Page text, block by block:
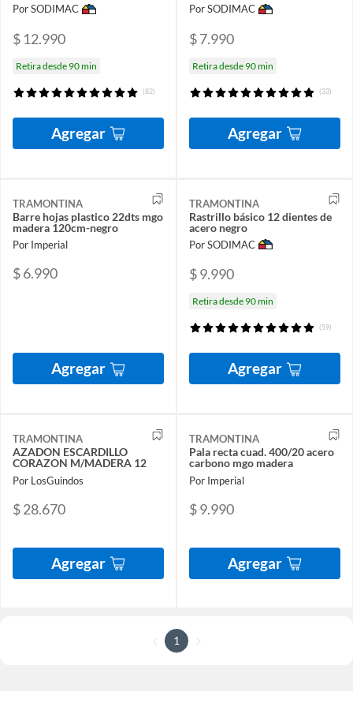
Por SODIMAC
$ 12.990
Retira desde 90 min
(82)
Agregar
Por SODIMAC
$ 7.990
Retira desde 90 min
(33)
Agregar
TRAMONTINA
Barre hojas plastico 22dts mgo
madera 120cm-negro
Por Imperial
$ 6.990
Agregar
TRAMONTINA
Rastrillo básico 12 dientes de
acero negro
Por SODIMAC
$ 9.990
Retira desde 90 min
(59)
Agregar
TRAMONTINA
AZADON ESCARDILLO
CORAZON M/MADERA 12
Por LosGuindos
$ 28.670
Agregar
TRAMONTINA
Pala recta cuad. 400/20 acero
carbono mgo madera
Por Imperial
$ 9.990
Agregar
1